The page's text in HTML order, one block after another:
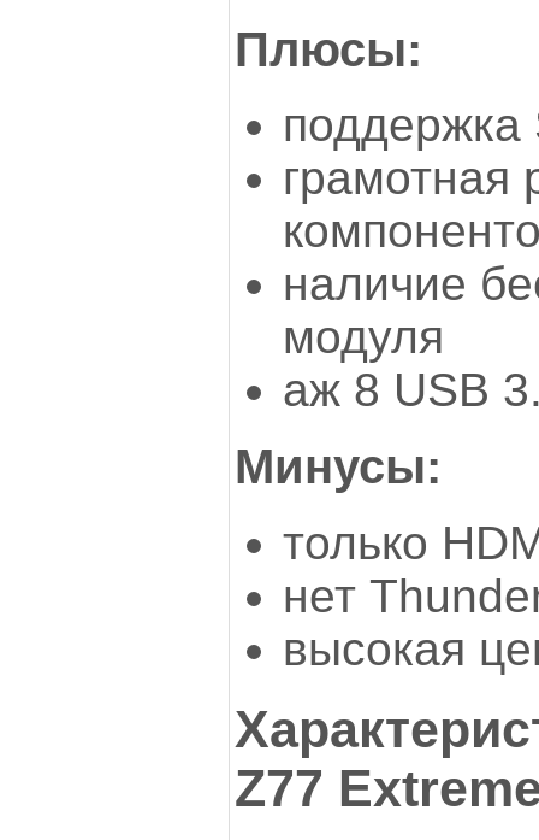
Плюсы:
поддержка
грамотная
наличие
модуля
аж 8 USB
Минусы:
только
нет
высокая
Z77